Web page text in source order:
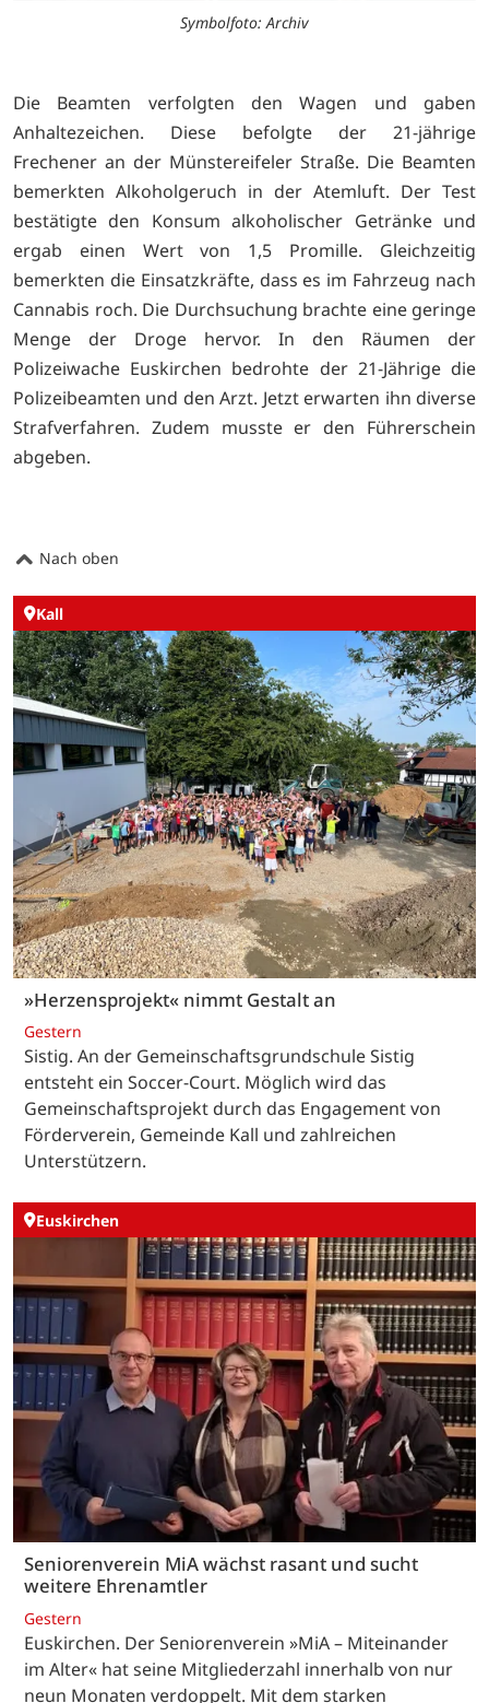
Symbolfoto: Archiv
Die Beamten verfolgten den Wagen und gaben
Anhaltezeichen. Diese befolgte der 21-jährige
Frechener an der Münstereifeler Straße. Die Beamten
bemerkten Alkoholgeruch in der Atemluft. Der Test
bestätigte den Konsum alkoholischer Getränke und
ergab einen Wert von 1,5 Promille. Gleichzeitig
bemerkten die Einsatzkräfte, dass es im Fahrzeug nach
Cannabis roch. Die Durchsuchung brachte eine geringe
Menge der Droge hervor. In den Räumen der
Polizeiwache Euskirchen bedrohte der 21-Jährige die
Polizeibeamten und den Arzt. Jetzt erwarten ihn diverse
Strafverfahren. Zudem musste er den Führerschein
abgeben.
Nach oben
Kall
»Herzensprojekt« nimmt Gestalt an
Gestern
Sistig. An der Gemeinschaftsgrundschule Sistig
entsteht ein Soccer-Court. Möglich wird das
Gemeinschaftsprojekt durch das Engagement von
Förderverein, Gemeinde Kall und zahlreichen
Unterstützern.
Euskirchen
Seniorenverein MiA wächst rasant und sucht
weitere Ehrenamtler
Gestern
Euskirchen. Der Seniorenverein »MiA – Miteinander
im Alter« hat seine Mitgliederzahl innerhalb von nur
neun Monaten verdoppelt. Mit dem starken